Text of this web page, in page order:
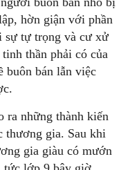
hờn giận với phần
sự tự trọng và cư xử
thần phải có của
buôn bán lẫn việc
ra những thành kiến
thương gia. Sau khi
gia giàu có mướn